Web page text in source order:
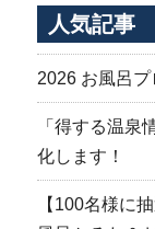
人気記事
2026 お風呂
「得する温泉
化します！
【100名様に